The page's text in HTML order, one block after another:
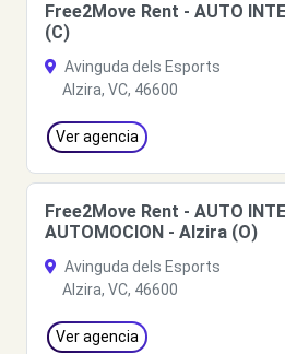
Free2Move Rent - AUTO
(C)
Avinguda dels Esports
Alzira, VC, 46600
Ver agencia
Free2Move Rent - AUTO
AUTOMOCION - Alzira (O)
Avinguda dels Esports
Alzira, VC, 46600
Ver agencia